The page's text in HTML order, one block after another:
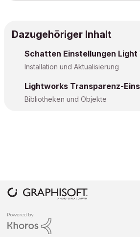
Dazugehöriger Inhalt
Schatten Einstellungen Light
Installation und Aktualisierung
Lightworks Transparenz-
Bibliotheken und Objekte